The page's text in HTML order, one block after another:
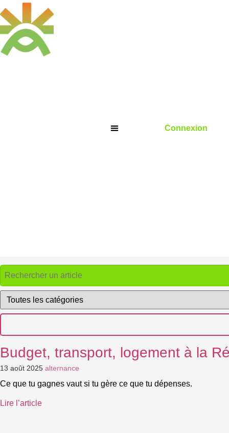
Connexion
Budget, transport, logement à la
13 août 2025 alternance
Ce que tu gagnes vaut si tu gère ce que tu dépenses.
Lire l’article